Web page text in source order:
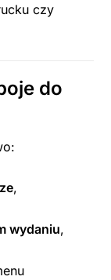
czy
do
,
wydaniu,